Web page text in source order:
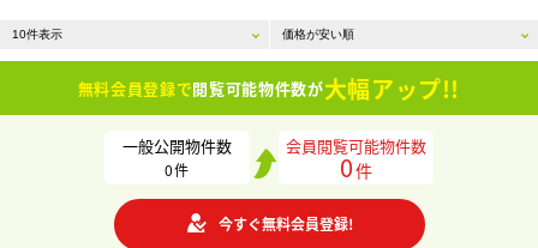
無料会員登録で閲覧可能物件数が大幅アップ!!
一般公開物件数
0件
会員閲覧可能物件数
0件
今すぐ無料会員登録!